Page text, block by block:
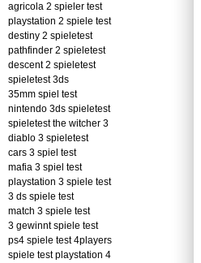
agricola 2 spieler test
playstation 2 spiele test
destiny 2 spieletest
pathfinder 2 spieletest
descent 2 spieletest
spieletest 3ds
35mm spiel test
nintendo 3ds spieletest
spieletest the witcher 3
diablo 3 spieletest
cars 3 spiel test
mafia 3 spiel test
playstation 3 spiele test
3 ds spiele test
match 3 spiele test
3 gewinnt spiele test
ps4 spiele test 4players
spiele test playstation 4